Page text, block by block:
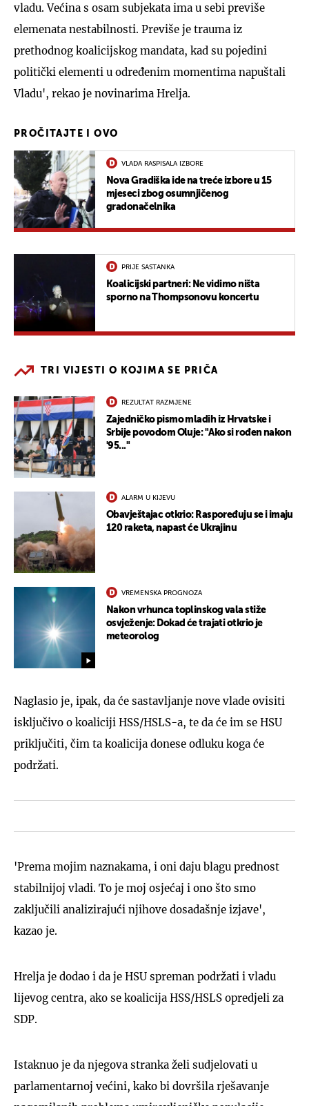
vladu. Većina s osam subjekata ima u sebi previše
elemenata nestabilnosti. Previše je trauma iz
prethodnog koalicijskog mandata, kad su pojedini
politički elementi u određenim momentima napuštali
Vladu', rekao je novinarima Hrelja.
PROČITAJTE I OVO
VLADA RASPISALA IZBORE
Nova Gradiška ide na treće izbore u 15
mjeseci zbog osumnjičenog
gradonačelnika
PRIJE SASTANKA
Koalicijski partneri: Ne vidimo ništa
sporno na Thompsonovu koncertu
TRI VIJESTI O KOJIMA SE PRIČA
REZULTAT RAZMJENE
Zajedničko pismo mladih iz Hrvatske i
Srbije povodom Oluje: "Ako si rođen nakon
'95..."
ALARM U KIJEVU
Obavještajac otkrio: Raspoređuju se i imaju
120 raketa, napast će Ukrajinu
VREMENSKA PROGNOZA
Nakon vrhunca toplinskog vala stiže
osvježenje: Dokad će trajati otkrio je
meteorolog
Naglasio je, ipak, da će sastavljanje nove vlade ovisiti
isključivo o koaliciji HSS/HSLS-a, te da će im se HSU
priključiti, čim ta koalicija donese odluku koga će
podržati.
'Prema mojim naznakama, i oni daju blagu prednost
stabilnijoj vladi. To je moj osjećaj i ono što smo
zaključili analizirajući njihove dosadašnje izjave',
kazao je.
Hrelja je dodao i da je HSU spreman podržati i vladu
lijevog centra, ako se koalicija HSS/HSLS opredjeli za
SDP.
Istaknuo je da njegova stranka želi sudjelovati u
parlamentarnoj većini, kako bi dovršila rješavanje